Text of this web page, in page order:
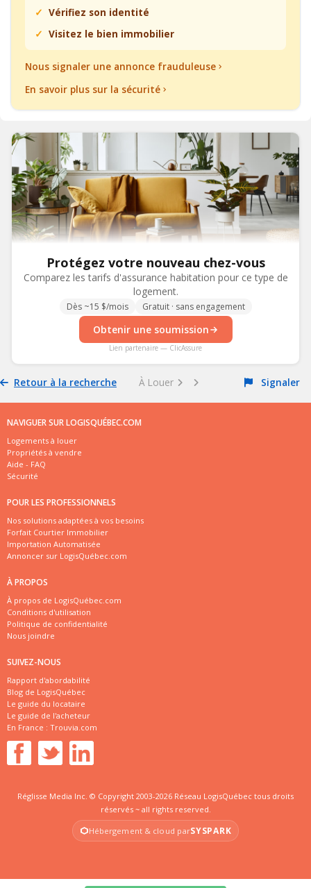
Vérifiez son identité
Visitez le bien immobilier
Nous signaler une annonce frauduleuse
En savoir plus sur la sécurité
Protégez votre nouveau chez-vous
Comparez les tarifs d'assurance habitation pour ce type de
logement.
Dès ~15 $/mois Gratuit · sans engagement
Obtenir une soumission
Lien partenaire — ClicAssure
Retour à la recherche À Louer Signaler
NAVIGUER SUR LOGISQUÉBEC.COM
Logements à louer
Propriétés à vendre
Aide - FAQ
Sécurité
POUR LES PROFESSIONNELS
Nos solutions adaptées à vos besoins
Forfait Courtier Immobilier
Importation Automatisée
Annoncer sur LogisQuébec.com
À PROPOS
À propos de LogisQuébec.com
Conditions d'utilisation
Politique de confidentialité
Nous joindre
SUIVEZ-NOUS
Rapport d'abordabilité
Blog de LogisQuébec
Le guide du locataire
Le guide de l'acheteur
En France : Trouvia.com
Réglisse Media Inc. © Copyright 2003-2026 Réseau LogisQuébec tous droits
réservés ~ all rights reserved.
Hébergement & cloud parSYSPARK